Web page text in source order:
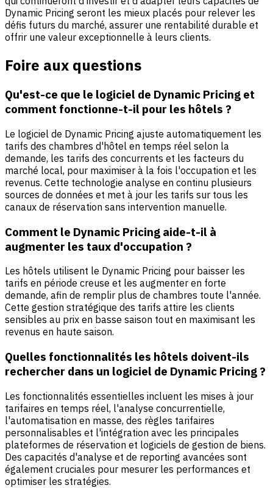
Dynamic Pricing seront les mieux placés pour relever les
défis futurs du marché, assurer une rentabilité durable et
offrir une valeur exceptionnelle à leurs clients.
Foire aux questions
Qu'est-ce que le logiciel de Dynamic Pricing et
comment fonctionne-t-il pour les hôtels ?
Le logiciel de Dynamic Pricing ajuste automatiquement les
tarifs des chambres d'hôtel en temps réel selon la
demande, les tarifs des concurrents et les facteurs du
marché local, pour maximiser à la fois l'occupation et les
revenus. Cette technologie analyse en continu plusieurs
sources de données et met à jour les tarifs sur tous les
canaux de réservation sans intervention manuelle.
Comment le Dynamic Pricing aide-t-il à
augmenter les taux d'occupation ?
Les hôtels utilisent le Dynamic Pricing pour baisser les
tarifs en période creuse et les augmenter en forte
demande, afin de remplir plus de chambres toute l'année.
Cette gestion stratégique des tarifs attire les clients
sensibles au prix en basse saison tout en maximisant les
revenus en haute saison.
Quelles fonctionnalités les hôtels doivent-ils
rechercher dans un logiciel de Dynamic Pricing ?
Les fonctionnalités essentielles incluent les mises à jour
tarifaires en temps réel, l'analyse concurrentielle,
l'automatisation en masse, des règles tarifaires
personnalisables et l'intégration avec les principales
plateformes de réservation et logiciels de gestion de biens.
Des capacités d'analyse et de reporting avancées sont
également cruciales pour mesurer les performances et
optimiser les stratégies.